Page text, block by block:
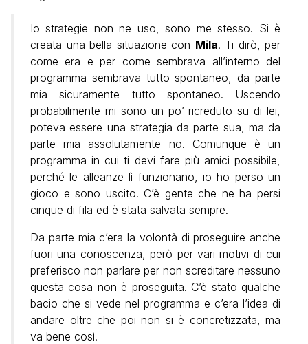
Io strategie non ne uso, sono me stesso. Si è
creata una bella situazione con Mila. Ti dirò, per
come era e per come sembrava all’interno del
programma sembrava tutto spontaneo, da parte
mia sicuramente tutto spontaneo. Uscendo
probabilmente mi sono un po’ ricreduto su di lei,
poteva essere una strategia da parte sua, ma da
parte mia assolutamente no. Comunque è un
programma in cui ti devi fare più amici possibile,
perché le alleanze lì funzionano, io ho perso un
gioco e sono uscito. C’è gente che ne ha persi
cinque di fila ed è stata salvata sempre.
Da parte mia c’era la volontà di proseguire anche
fuori una conoscenza, però per vari motivi di cui
preferisco non parlare per non screditare nessuno
questa cosa non è proseguita. C’è stato qualche
bacio che si vede nel programma e c’era l’idea di
andare oltre che poi non si è concretizzata, ma
va bene così.